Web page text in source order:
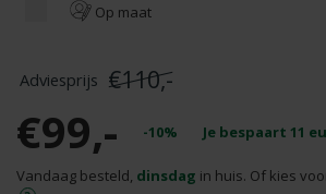
Op maat
€110,-
€99,- -10% Je bespaart 11
Vandaag besteld, dinsdag in huis. Of kies